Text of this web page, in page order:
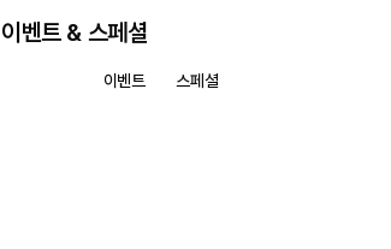
이벤트 & 스페셜
이벤트 스페셜